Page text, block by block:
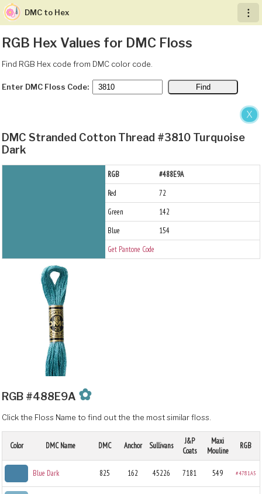
X
︙
DMC to Hex
RGB Hex Values for DMC Floss
Find RGB Hex code from DMC color code.
Enter DMC Floss Code:
DMC Stranded Cotton Thread #3810 Turquoise
Dark
RGB
#488E9A
Red
72
Green
142
Blue
154
Get Pantone Code
RGB #488E9A ✿
Click the Floss Name to find out the the most similar floss.
Color DMC Name DMC Anchor Sullivans
J&P
Coats
Maxi
Mouline
RGB
Blue Dark 825 162 45226 7181 549 #4781A5